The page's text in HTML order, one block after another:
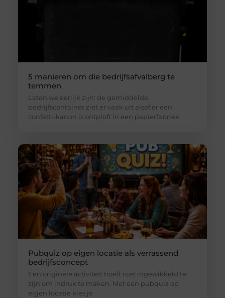
5 manieren om die bedrijfsafvalberg te
temmen
Laten we eerlijk zijn: de gemiddelde
bedrijfscontainer ziet er vaak uit alsof er een
confetti-kanon is ontploft in een papierfabriek.
Pubquiz op eigen locatie als verrassend
bedrijfsconcept
Een originele activiteit hoeft niet ingewikkeld te
zijn om indruk te maken. Met een pubquiz op
eigen locatie kies je